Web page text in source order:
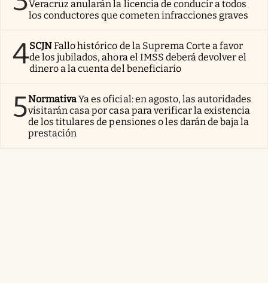
Veracruz anularán la licencia de conducir a todos
los conductores que cometen infracciones graves
4SCJNFallo histórico de la Suprema Corte a favor
de los jubilados, ahora el IMSS deberá devolver el
dinero a la cuenta del beneficiario
5NormativaYa es oficial: en agosto, las autoridades
visitarán casa por casa para verificar la existencia
de los titulares de pensiones o les darán de baja la
prestación